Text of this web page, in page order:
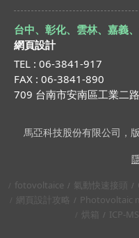
台中、彰化、雲林、嘉義
網頁設計
TEL : 06-3841-917
FAX : 06-3841-890
709 台南市安南區工業二
馬亞科技股份有限公司，
fotovoltaice 氣動快速接頭
網頁設計攻略
Photovoltaic
烘箱
ICP-MS